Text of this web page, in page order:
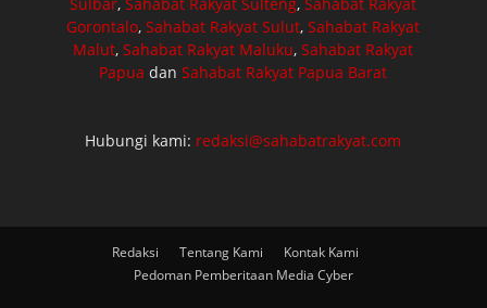
Gorontalo,Sahabat Rakyat Sulut,Sahabat Rakyat
Malut,Sahabat Rakyat Maluku,Sahabat Rakyat
Papua danSahabat Rakyat Papua Barat
Hubungi kami: redaksi@sahabatrakyat.com
Redaksi Tentang Kami
Kontak Kami
Pedoman Pemberitaan Media Cyber